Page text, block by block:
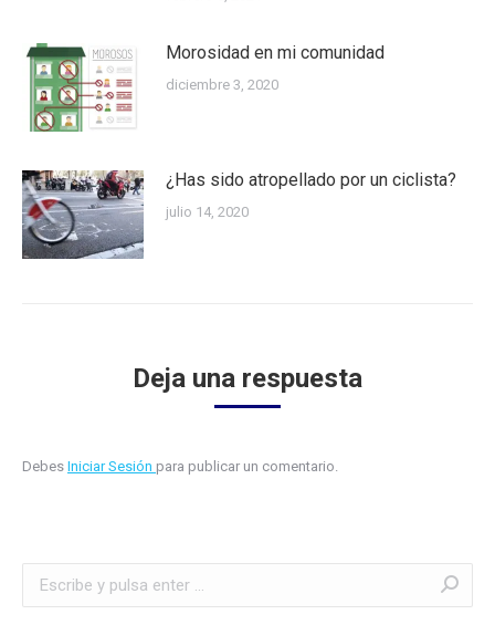
Morosidad en mi comunidad
diciembre 3, 2020
¿Has sido atropellado por un ciclista?
julio 14, 2020
Deja una respuesta
Debes Iniciar Sesión para publicar un comentario.
Buscar: